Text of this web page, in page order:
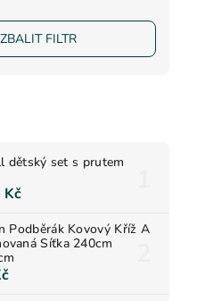
FILTR
dětský set s prutem
Kč
Podběrák Kovový Kříž A
Síťka 240cm